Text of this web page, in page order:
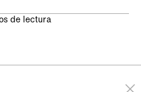
de lectura